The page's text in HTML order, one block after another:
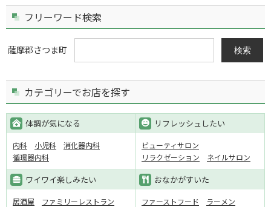
フリーワード検索
薩摩郡さつま町 検索
カテゴリーでお店を探す
体調が気になる
内科 小児科
消化器内科
循環器内科
リフレッシュしたい
ビューティサロン
リラクゼーション
ネイルサロン
ワイワイ楽しみたい
居酒屋
ファミリーレストラン
おなかがすいた
ファーストフード
ラーメン